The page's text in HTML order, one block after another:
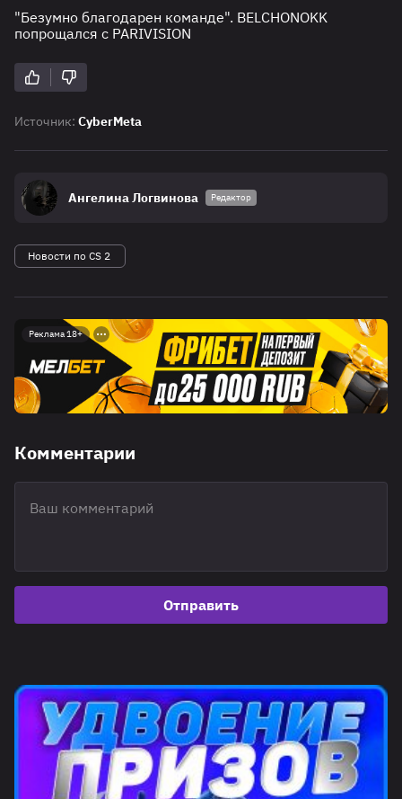
"Безумно благодарен команде". BELCHONOKK
попрощался с PARIVISION
Источник: CyberMeta
Ангелина Логвинова Редактор
Новости по CS 2
Реклама 18+
Комментарии
Отправить